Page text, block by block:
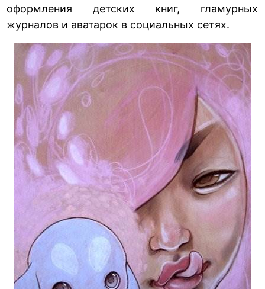
оформления детских книг, гламурных
журналов и аватарок в социальных сетях.